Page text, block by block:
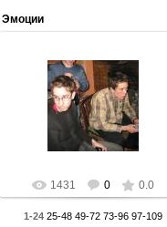
Эмоции
13.03.2012
Krezi напряжен, а Verd
побеждать не смотря на экран
ezooculteric
1431 0 0.0
1-24 25-48 49-72 73-96 97-109